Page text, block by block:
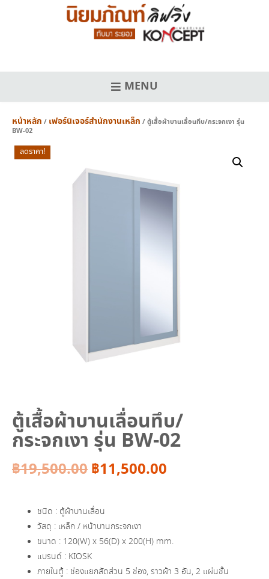
MENU
หน้าหลัก / เฟอร์นิเจอร์สำนักงานเหล็ก / ตู้เสื้อผ้าบานเลื่อนทึบ/กระจกเงา รุ่น
BW-02
ลดราคา!
ตู้เสื้อผ้าบานเลื่อนทึบ/
กระจกเงา รุ่น BW-02
฿19,500.00Original
was:
฿19,500.00.
฿11,500.00
฿11,500.00.
ชนิด : ตู้ผ้าบานเลื่อน
วัสดุ : เหล็ก / หน้าบานกระจกเงา
ขนาด : 120(W) x 56(D) x 200(H) mm.
แบรนด์ : KIOSK
ภายในตู้ : ช่องแยกสัดส่วน 5 ช่อง, ราวผ้า 3 อัน, 2 แผ่นชั้น